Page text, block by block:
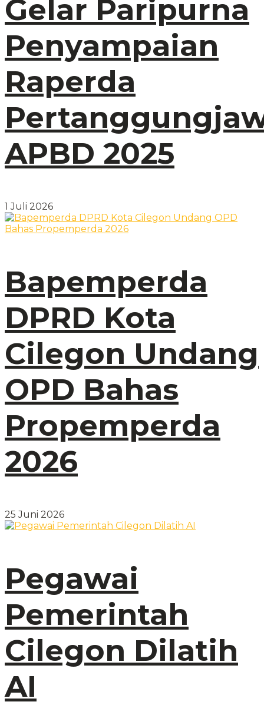
Gelar Paripurna
Penyampaian
Raperda
APBD 2025
1 Juli 2026
Bapemperda
DPRD Kota
Cilegon Undang
OPD Bahas
Propemperda
2026
25 Juni 2026
Pegawai
Pemerintah
Cilegon Dilatih
AI